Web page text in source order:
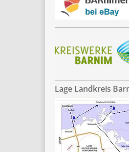
Lage Landkreis